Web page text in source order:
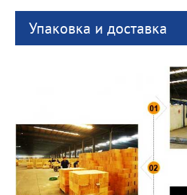
Упаковка и доставка